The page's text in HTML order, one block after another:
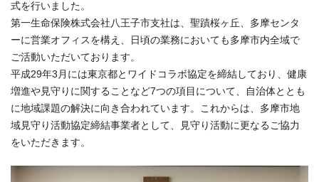
式を行いました。
第一生命保険株式会社八王子市支社は、聖蹟桜ヶ丘、多摩センタ
ーに営業オフィスを構え、日頃の業務においても多摩市内全域で
ご活動いただいております。
平成29年3月には東京都とワイドコラボ協定を締結しており、健康
増進や見守りに関することなど7つの項目について、自治体ととも
に地域課題の解決に向き合われています。これからは、多摩市地
域見守り活動協定締結事業者として、見守り活動に更なるご協力
をいただきます。